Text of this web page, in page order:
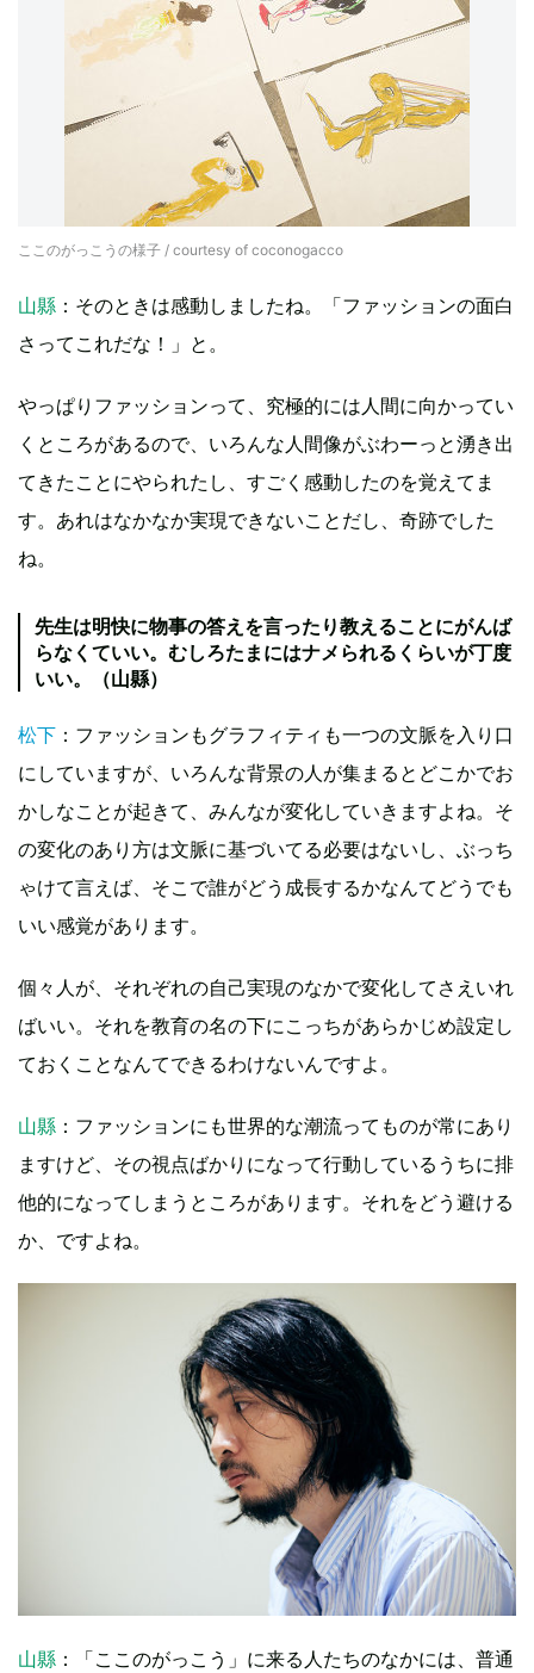
ここのがっこうの様子 / courtesy of coconogacco
山縣 ：そのときは感動しましたね。「ファッションの面白
さってこれだな！」と。
やっぱりファッションって、究極的には人間に向かってい
くところがあるので、いろんな人間像がぶわーっと湧き出
てきたことにやられたし、すごく感動したのを覚えてま
す。あれはなかなか実現できないことだし、奇跡でした
ね。
先生は明快に物事の答えを言ったり教えることにがんば
らなくていい。むしろたまにはナメられるくらいが丁度
いい。（山縣）
松下 ：ファッションもグラフィティも一つの文脈を入り口
にしていますが、いろんな背景の人が集まるとどこかでお
かしなことが起きて、みんなが変化していきますよね。そ
の変化のあり方は文脈に基づいてる必要はないし、ぶっち
ゃけて言えば、そこで誰がどう成長するかなんてどうでも
いい感覚があります。
個々人が、それぞれの自己実現のなかで変化してさえいれ
ばいい。それを教育の名の下にこっちがあらかじめ設定し
ておくことなんてできるわけないんですよ。
山縣 ：ファッションにも世界的な潮流ってものが常にあり
ますけど、その視点ばかりになって行動しているうちに排
他的になってしまうところがあります。それをどう避ける
か、ですよね。
山縣 ：「ここのがっこう」に来る人たちのなかには、普通